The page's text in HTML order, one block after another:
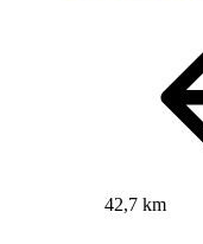
42,7 km